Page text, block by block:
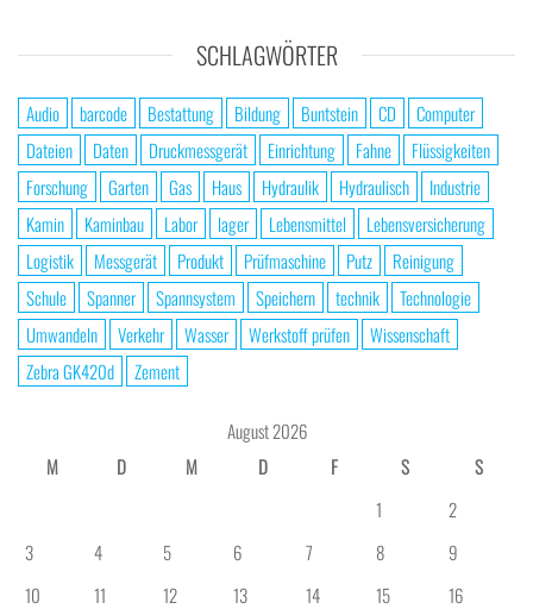
SCHLAGWÖRTER
Audio barcode Bestattung Bildung Buntstein CD
Computer
Dateien
Daten Druckmessgerät Einrichtung Fahne
Flüssigkeiten
Forschung
Garten Gas Haus Hydraulik Hydraulisch
Industrie
Kamin
Kaminbau Labor lager Lebensmittel
Lebensversicherung
Logistik
Messgerät Produkt Prüfmaschine Putz
Reinigung
Schule
Spanner Spannsystem Speichern technik
Technologie
Umwandeln
Verkehr Wasser Werkstoff prüfen
Wissenschaft
Zebra GK420d
Zement
August 2026
M
D M D F S
S
1
2
3
4 5 6 7 8
9
10
11 12 13 14 15
16